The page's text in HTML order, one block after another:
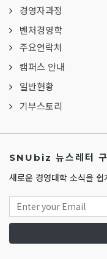
경영자과정
벤처경영학
주요연락처
캠퍼스 안내
일반현황
기부스토리
SNUbiz 뉴스레터 구
새로운 경영대학 소식을